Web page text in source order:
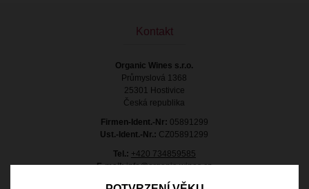
Kontakt
Organic Wines s.r.o.
Průmyslová 1368
25301 Hostivice
Česká republika
Firmen-Ident.-Nr: 05891299
Ust.-Ident.-Nr.: CZ05891299
Tel.: +420 734859585
E-mail:info@organic-wines.cz